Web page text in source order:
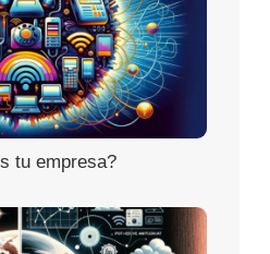
tu empresa?